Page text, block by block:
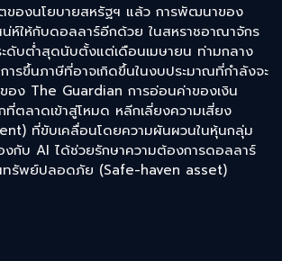
ของนโยบายสหรัฐฯ แล้ว การพัฒนาของ
ห์ให้กับดอลลาร์อีกด้วย ในสหราชอาณาจักร
ดับต่ำสุดนับตั้งแต่เดือนเมษายน ท่ามกลาง
ารขึ้นภาษีที่อาจเกิดขึ้นในงบประมาณที่กำลังจะ
อง The Guardian การอ่อนค่าของเงิน
ตลาดเข้าสู่โหมด หลีกเลี่ยงความเสี่ยง
ที่ขับเคลื่อนโดยความผันผวนในหุ้นกลุ่ม
งกับ AI ได้ช่วยรักษาความต้องการดอลลาร์
ทรัพย์ปลอดภัย (Safe-haven asset)